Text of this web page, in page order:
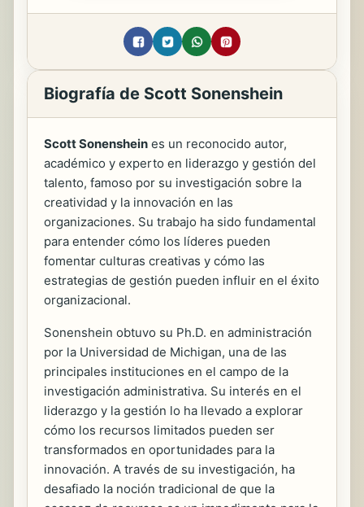
Biografía de Scott Sonenshein
Scott Sonenshein es un reconocido autor,
académico y experto en liderazgo y gestión del
talento, famoso por su investigación sobre la
creatividad y la innovación en las
organizaciones. Su trabajo ha sido fundamental
para entender cómo los líderes pueden
fomentar culturas creativas y cómo las
estrategias de gestión pueden influir en el éxito
organizacional.
Sonenshein obtuvo su Ph.D. en administración
por la Universidad de Michigan, una de las
principales instituciones en el campo de la
investigación administrativa. Su interés en el
liderazgo y la gestión lo ha llevado a explorar
cómo los recursos limitados pueden ser
transformados en oportunidades para la
innovación. A través de su investigación, ha
desafiado la noción tradicional de que la